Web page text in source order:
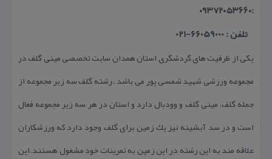
:۰۹۳۷۲۰۵۳۶۶۰
تلفن : 66059000-021
یكی از ظرفیت های گردشگری استان همدان سایت تخصصی مینی گلف در
مجموعه ورزشی شهید شمسی پور می باشد .رشته گلف سه زیر مجموعه از
جمله گلف، مینی گلف و وودبال دارد و استان در هر سه زیر مجموعه فعال
است و در سد آبشینه نیز یك زمین برای گلف وجود دارد كه ورزشكاران
علاقه مند به این رشته در این زمین به تمرینات خود مشغول هستند.این